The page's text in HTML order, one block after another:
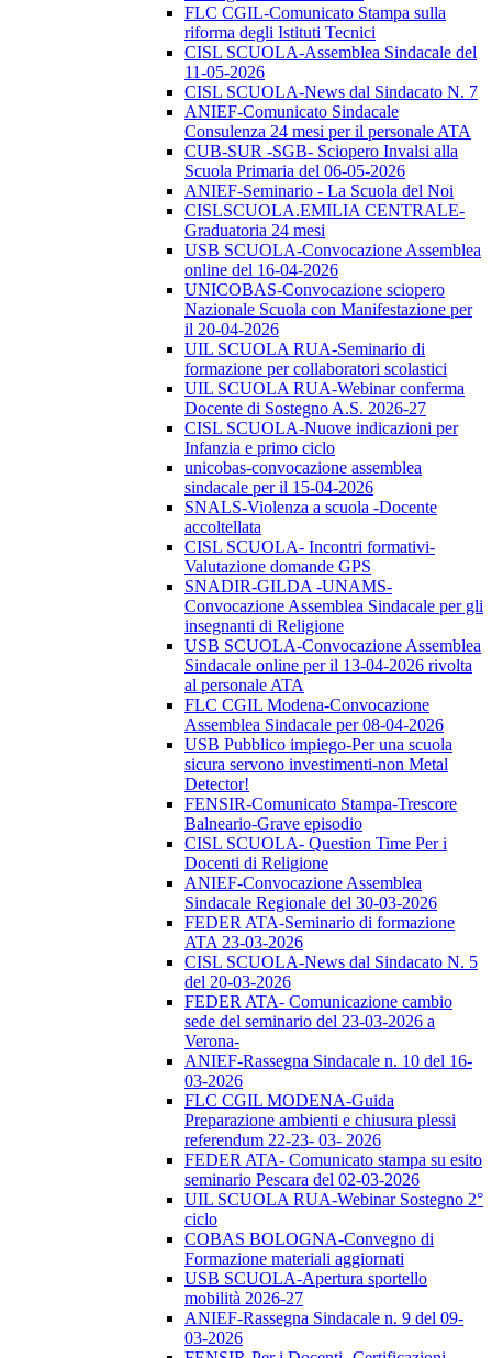
FLC CGIL-Comunicato Stampa sulla
riforma degli Istituti Tecnici
CISL SCUOLA-Assemblea Sindacale del
11-05-2026
CISL SCUOLA-News dal Sindacato N. 7
ANIEF-Comunicato Sindacale
Consulenza 24 mesi per il personale ATA
CUB-SUR -SGB- Sciopero Invalsi alla
Scuola Primaria del 06-05-2026
ANIEF-Seminario - La Scuola del Noi
CISLSCUOLA.EMILIA CENTRALE-
Graduatoria 24 mesi
USB SCUOLA-Convocazione Assemblea
online del 16-04-2026
UNICOBAS-Convocazione sciopero
Nazionale Scuola con Manifestazione per
il 20-04-2026
UIL SCUOLA RUA-Seminario di
formazione per collaboratori scolastici
UIL SCUOLA RUA-Webinar conferma
Docente di Sostegno A.S. 2026-27
CISL SCUOLA-Nuove indicazioni per
Infanzia e primo ciclo
unicobas-convocazione assemblea
sindacale per il 15-04-2026
SNALS-Violenza a scuola -Docente
accoltellata
CISL SCUOLA- Incontri formativi-
Valutazione domande GPS
SNADIR-GILDA -UNAMS-
Convocazione Assemblea Sindacale per gli
insegnanti di Religione
USB SCUOLA-Convocazione Assemblea
Sindacale online per il 13-04-2026 rivolta
al personale ATA
FLC CGIL Modena-Convocazione
Assemblea Sindacale per 08-04-2026
USB Pubblico impiego-Per una scuola
sicura servono investimenti-non Metal
Detector!
FENSIR-Comunicato Stampa-Trescore
Balneario-Grave episodio
CISL SCUOLA- Question Time Per i
Docenti di Religione
ANIEF-Convocazione Assemblea
Sindacale Regionale del 30-03-2026
FEDER ATA-Seminario di formazione
ATA 23-03-2026
CISL SCUOLA-News dal Sindacato N. 5
del 20-03-2026
FEDER ATA- Comunicazione cambio
sede del seminario del 23-03-2026 a
Verona-
ANIEF-Rassegna Sindacale n. 10 del 16-
03-2026
FLC CGIL MODENA-Guida
Preparazione ambienti e chiusura plessi
referendum 22-23- 03- 2026
FEDER ATA- Comunicato stampa su esito
seminario Pescara del 02-03-2026
UIL SCUOLA RUA-Webinar Sostegno 2°
ciclo
COBAS BOLOGNA-Convegno di
Formazione materiali aggiornati
USB SCUOLA-Apertura sportello
mobilità 2026-27
ANIEF-Rassegna Sindacale n. 9 del 09-
03-2026